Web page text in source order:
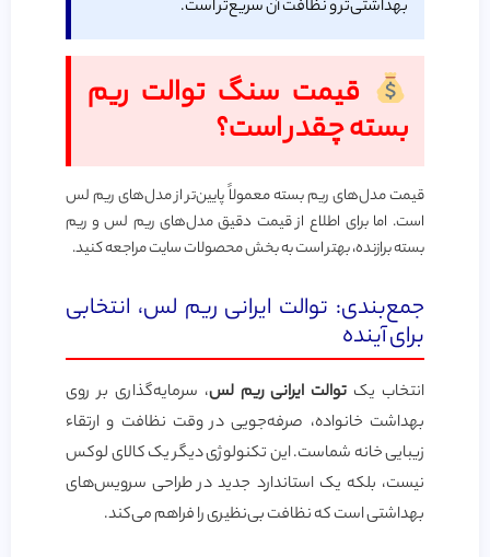
بهداشتی‌تر و نظافت آن سریع‌تر است.
قیمت سنگ توالت ریم
بسته چقدر است؟
قیمت مدل‌های ریم بسته معمولاً پایین‌تر از مدل‌های ریم لس
است. اما برای اطلاع از قیمت دقیق مدل‌های ریم لس و ریم
بسته برازنده، بهتر است به بخش محصولات سایت مراجعه کنید.
جمع‌بندی: توالت ایرانی ریم لس، انتخابی
برای آینده
انتخاب یک توالت ایرانی ریم لس، سرمایه‌گذاری بر روی
بهداشت خانواده، صرفه‌جویی در وقت نظافت و ارتقاء
زیبایی خانه شماست. این تکنولوژی دیگر یک کالای لوکس
نیست، بلکه یک استاندارد جدید در طراحی سرویس‌های
بهداشتی است که نظافت بی‌نظیری را فراهم می‌کند.